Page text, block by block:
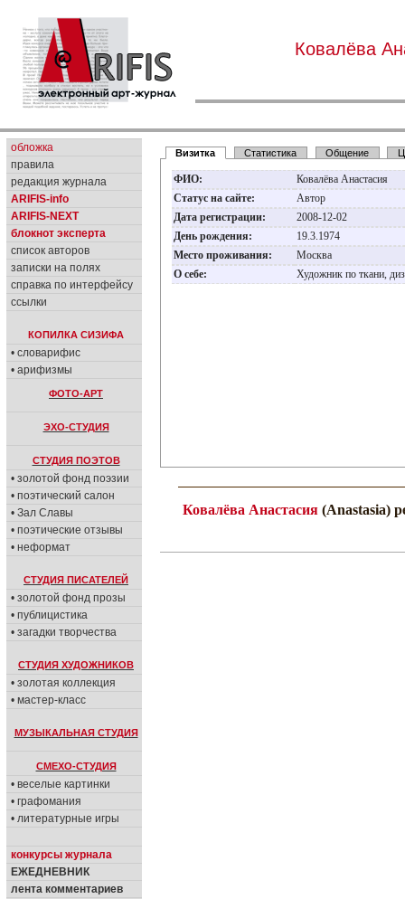
Ковалёва
обложка
правила
редакция журнала
ARIFIS-info
ARIFIS-NEXT
блокнот эксперта
список авторов
записки на полях
справка по интерфейсу
ссылки
КОПИЛКА СИЗИФА
• словарифис
• арифизмы
ФОТО-АРТ
ЭХО-СТУДИЯ
СТУДИЯ ПОЭТОВ
• золотой фонд поэзии
• поэтический салон
• Зал Славы
• поэтические отзывы
• неформат
СТУДИЯ ПИСАТЕЛЕЙ
• золотой фонд прозы
• публицистика
• загадки творчества
СТУДИЯ ХУДОЖНИКОВ
• золотая коллекция
• мастер-класс
МУЗЫКАЛЬНАЯ СТУДИЯ
СМЕХО-СТУДИЯ
• веселые картинки
• графомания
• литературные игры
конкурсы журнала
ЕЖЕДНЕВНИК
лента комментариев
Визитка Статистика Общение
ФИО:
Ковалёва Анастасия
Статус на сайте:
Автор
Дата регистрации:
2008-12-02
День рождения:
19.3.1974
Место проживания:
Москва
О себе:
Художник по ткани,
Ковалёва Анастасия (Anastasia)